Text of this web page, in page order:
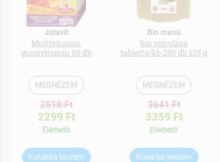
Jutavit
Multivitamin
gumivitamin 60 db
MEGNÉZEM
2518 Ft
2299 Ft
Elérhetõ
Kosárba teszem
Bio menü
bio spirulina
tabletta/kb.250 db 125 g
MEGNÉZEM
3641 Ft
3359 Ft
Elérhetõ
Kosárba teszem